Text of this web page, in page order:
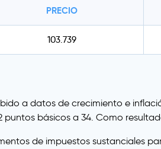
PRECIO
103.739
a datos de crecimiento e
básicos a 34. Como
de impuestos sustanciales